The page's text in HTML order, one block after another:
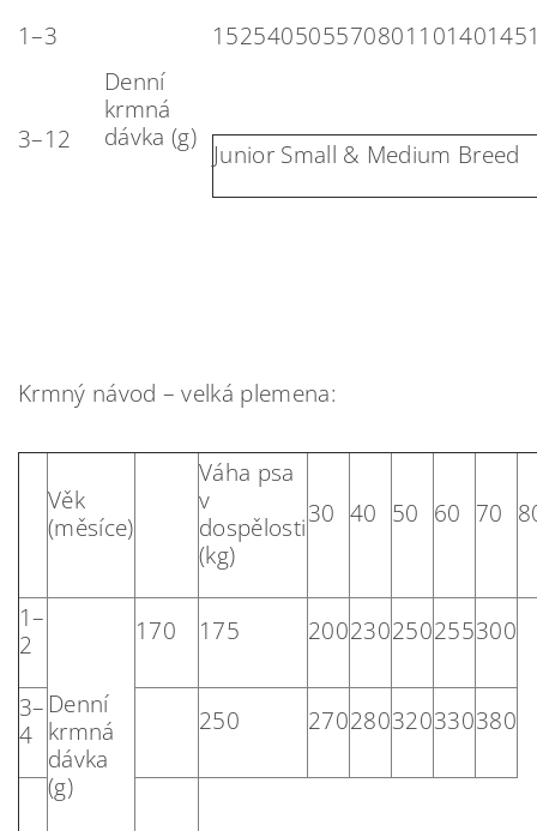
1–3
Denní
krmná
dávka (g)
15254050557080110140145
3–12
Junior Small & Medium Breed
Krmný návod – velká plemena:
Věk
(měsíce)
Váha psa
v
dospělosti
(kg)
30 40 50 60 70
1–
2
Denní
krmná
dávka
(g)
170 175 200230250255300
3–
4
250 270280320330380